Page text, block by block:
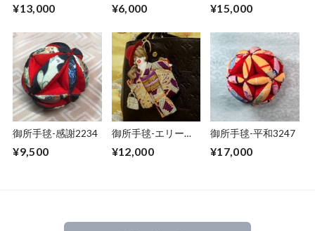
¥13,000 ¥6,000 ¥15,000
御所手毬-感謝2234
¥9,500
御所手毬-エリー
¥12,000
御所手毬-平和3247
¥17,000